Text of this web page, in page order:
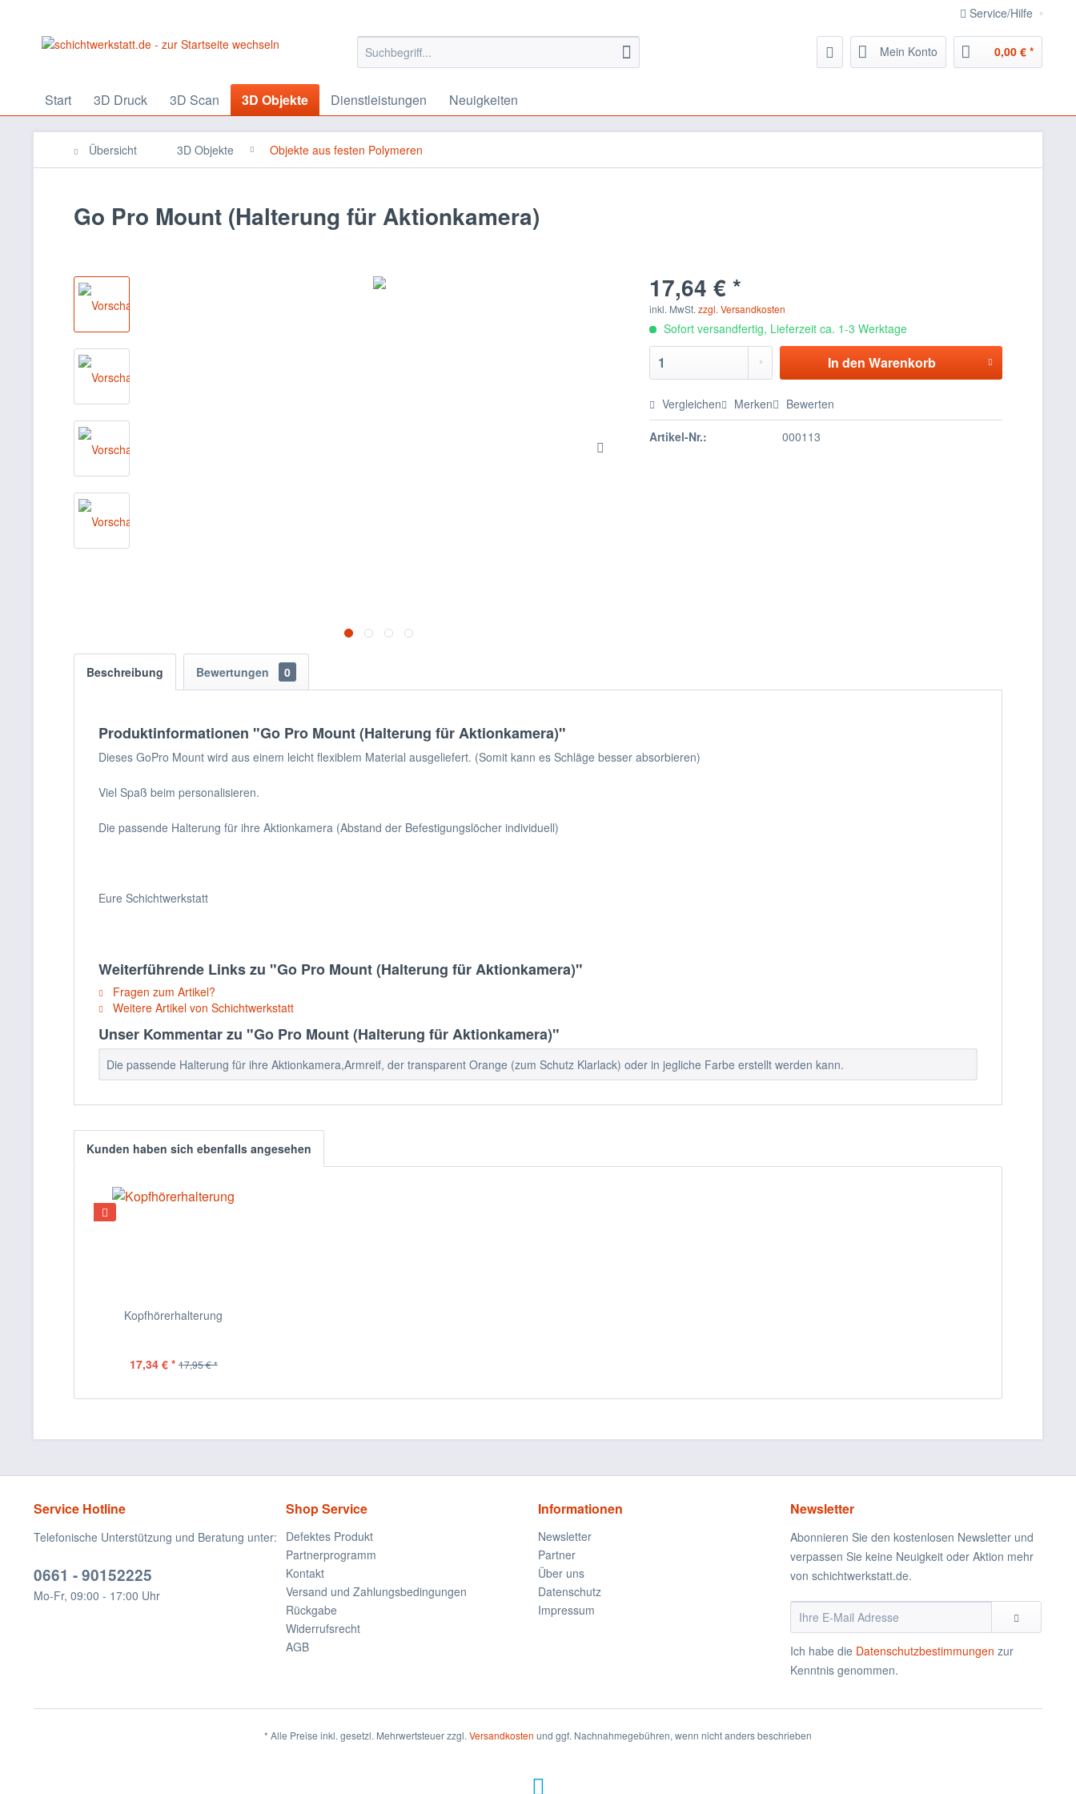
Service/Hilfe
Mein Konto 0,00 € *
Start 3D Druck 3D Scan 3D Objekte Dienstleistungen Neuigkeiten
Übersicht 3D Objekte Objekte aus festen Polymeren
Go Pro Mount (Halterung für Aktionkamera)
17,64 € *
inkl. MwSt.zzgl. Versandkosten
Sofort versandfertig, Lieferzeit ca. 1-3 Werktage
In den Warenkorb
Vergleichen Merken Bewerten
Artikel-Nr.: 000113
Beschreibung Bewertungen 0
Produktinformationen "Go Pro Mount (Halterung für Aktionkamera)"
Dieses GoPro Mount wird aus einem leicht flexiblem Material ausgeliefert. (Somit kann es Schläge besser absorbieren)
Viel Spaß beim personalisieren.
Die passende Halterung für ihre Aktionkamera (Abstand der Befestigungslöcher individuell)
Eure Schichtwerkstatt
Weiterführende Links zu "Go Pro Mount (Halterung für Aktionkamera)"
Fragen zum Artikel?
Weitere Artikel von Schichtwerkstatt
Unser Kommentar zu "Go Pro Mount (Halterung für Aktionkamera)"
Die passende Halterung für ihre Aktionkamera,Armreif, der transparent Orange (zum Schutz Klarlack) oder in jegliche Farbe erstellt werden kann.
Kunden haben sich ebenfalls angesehen
Kopfhörerhalterung
17,34 € * 17,95 € *
Service Hotline
Telefonische Unterstützung und Beratung unter:
0661 - 90152225
Mo-Fr, 09:00 - 17:00 Uhr
Shop Service
Defektes Produkt
Partnerprogramm
Kontakt
Versand und Zahlungsbedingungen
Rückgabe
Widerrufsrecht
AGB
Informationen
Newsletter
Partner
Über uns
Datenschutz
Impressum
Newsletter
Abonnieren Sie den kostenlosen Newsletter und
verpassen Sie keine Neuigkeit oder Aktion mehr
von schichtwerkstatt.de.
Ich habe die Datenschutzbestimmungen zur
Kenntnis genommen.
* Alle Preise inkl. gesetzl. Mehrwertsteuer zzgl. Versandkosten und ggf. Nachnahmegebühren, wenn nicht anders beschrieben